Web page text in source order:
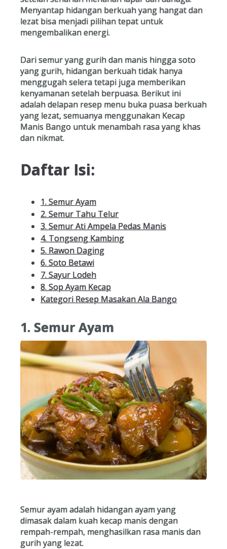
Menyantap hidangan berkuah yang hangat dan
lezat bisa menjadi pilihan tepat untuk
mengembalikan energi.
Dari semur yang gurih dan manis hingga soto
yang gurih, hidangan berkuah tidak hanya
menggugah selera tetapi juga memberikan
kenyamanan setelah berpuasa. Berikut ini
adalah delapan resep menu buka puasa berkuah
yang lezat, semuanya menggunakan Kecap
Manis Bango untuk menambah rasa yang khas
dan nikmat.
Daftar Isi:
1. Semur Ayam
2. Semur Tahu Telur
3. Semur Ati Ampela Pedas Manis
4. Tongseng Kambing
5. Rawon Daging
6. Soto Betawi
7. Sayur Lodeh
8. Sop Ayam Kecap
Kategori Resep Masakan Ala Bango
1. Semur Ayam
Semur ayam adalah hidangan ayam yang
dimasak dalam kuah kecap manis dengan
rempah-rempah, menghasilkan rasa manis dan
gurih yang lezat.